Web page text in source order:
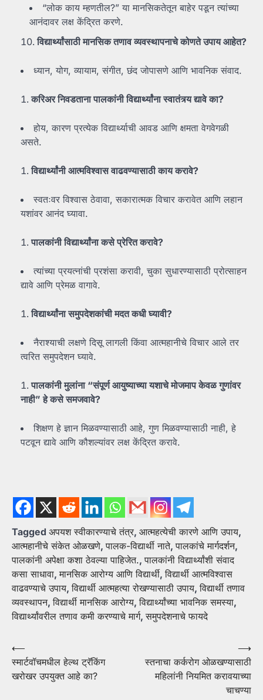
“लोक काय म्हणतील?” या मानसिकतेतून बाहेर पडून त्यांच्या
आनंदावर लक्ष केंद्रित करणे.
विद्यार्थ्यांसाठीमानसिकतणावव्यवस्थापनाचेकोणतेउपायआहेत?
ध्यान, योग, व्यायाम, संगीत, छंद जोपासणे आणि भावनिक संवाद.
करिअरनिवडतानापालकांनीविद्यार्थ्यांनास्वातंत्र्यद्यावेका?
होय, कारण प्रत्येक विद्यार्थ्याची आवड आणि क्षमता वेगवेगळी
असते.
विद्यार्थ्यांनीआत्मविश्वासवाढवण्यासाठीकायकरावे?
स्वतःवर विश्वास ठेवावा, सकारात्मक विचार करावेत आणि लहान
यशांवर आनंद घ्यावा.
पालकांनीविद्यार्थ्यांनाकसेप्रेरितकरावे?
त्यांच्या प्रयत्नांची प्रशंसा करावी, चुका सुधारण्यासाठी प्रोत्साहन
द्यावे आणि प्रेमळ वागावे.
विद्यार्थ्यांनासमुपदेशकांचीमदतकधीघ्यावी?
नैराश्याची लक्षणे दिसू लागली किंवा आत्महानीचे विचार आले तर
त्वरित समुपदेशन घ्यावे.
पालकांनीमुलांना “संपूर्णआयुष्याच्यायशाचेमोजमापकेवळगुणांवर
नाही”हेकसेसमजवावे?
शिक्षण हे ज्ञान मिळवण्यासाठी आहे, गुण मिळवण्यासाठी नाही, हे
पटवून द्यावे आणि कौशल्यांवर लक्ष केंद्रित करावे.
Tagged अपयश स्वीकारण्याचे तंत्र, आत्महत्येची कारणे आणि उपाय,
आत्महानीचे संकेत ओळखणे,पालक-विद्यार्थी नाते,पालकांचे मार्गदर्शन,
पालकांनी अपेक्षा कशा ठेवल्या पाहिजेत.,पालकांनी विद्यार्थ्यांशी संवाद
कसा साधावा,मानसिक आरोग्य आणि विद्यार्थी,विद्यार्थी आत्मविश्वास
वाढवण्याचे उपाय,विद्यार्थी आत्महत्या रोखण्यासाठी उपाय,विद्यार्थी तणाव
व्यवस्थापन,विद्यार्थी मानसिक आरोग्य,विद्यार्थ्यांच्या भावनिक समस्या,
विद्यार्थ्यांवरील तणाव कमी करण्याचे मार्ग,समुपदेशनाचे फायदे
Post
navigation
⟵
स्मार्टवॉचमधील हेल्थ ट्रॅकिंग
खरोखर उपयुक्त आहे का?
स्तनाचा कर्करोग ओळखण्यासाठी
महिलांनी नियमित करावयाच्या
चाचण्या
⟶